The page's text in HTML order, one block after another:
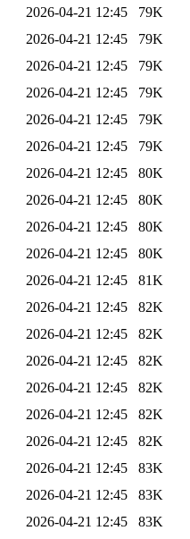
2026-04-21 12:45
79K
2026-04-21 12:45
79K
2026-04-21 12:45
79K
2026-04-21 12:45
79K
2026-04-21 12:45
79K
2026-04-21 12:45
79K
2026-04-21 12:45
80K
2026-04-21 12:45
80K
2026-04-21 12:45
80K
2026-04-21 12:45
80K
2026-04-21 12:45
81K
2026-04-21 12:45
82K
2026-04-21 12:45
82K
2026-04-21 12:45
82K
2026-04-21 12:45
82K
2026-04-21 12:45
82K
2026-04-21 12:45
82K
2026-04-21 12:45
83K
2026-04-21 12:45
83K
2026-04-21 12:45
83K